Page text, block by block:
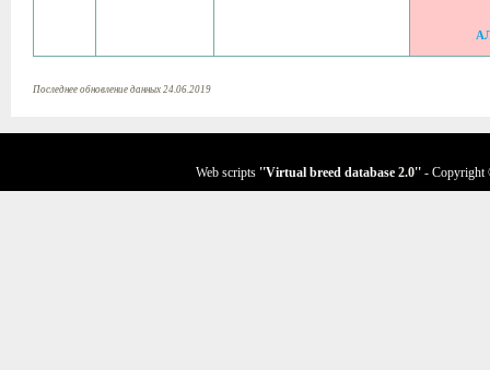
Последнее обновление данных 24.06.2019
Web scripts ''Virtual breed database 2.0'' - Copyright